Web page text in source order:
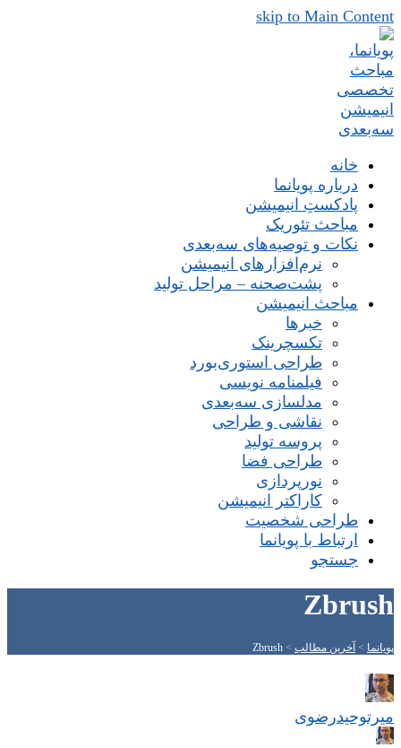
skip to Main Content
خانه
درباره پویانما
پادکستِ انیمیشن
مباحث تئوریک
نکات و توصیه‌های‌ سه‌بعدی
نرم‌افزارهای انیمیشن
پشت‌صحنه – مراحل تولید
مباحث انیمیشن
خبرها
تکسچرینک
طراحی استوری‌بورد
فیلمنامه نویسی
مدلسازی سه‌بعدی
نقاشی و طراحی
پروسه تولید
طراحی فضا
نورپردازی
کاراکتر انیمیشن
طراحی شخصیت
ارتباط با پویانما
جستجو
Zbrush
پویانما > آخرین مطالب >
Zbrush
میر‌توحیدرضوی